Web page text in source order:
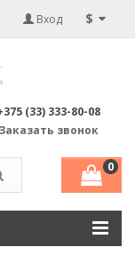
$
Вход
(33) 333-80-08
Заказать звонок
0